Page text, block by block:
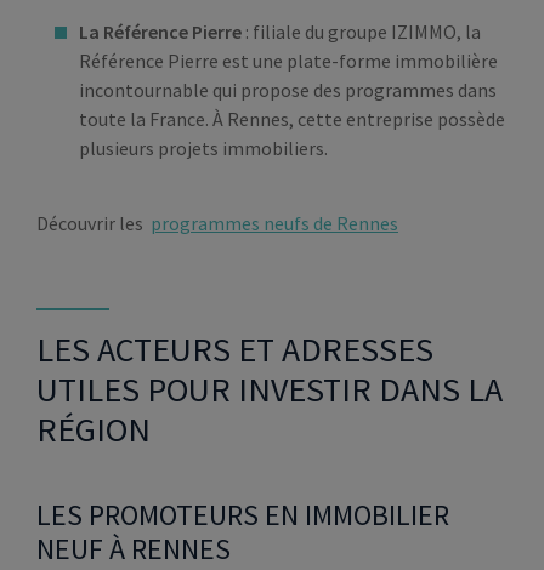
La Référence Pierre : filiale du groupe IZIMMO, la
Référence Pierre est une plate-forme immobilière
incontournable qui propose des programmes dans
toute la France. À Rennes, cette entreprise possède
plusieurs projets immobiliers.
Découvrir les programmes neufs de Rennes
LES ACTEURS ET ADRESSES
UTILES POUR INVESTIR DANS LA
RÉGION
LES PROMOTEURS EN IMMOBILIER
NEUF À RENNES